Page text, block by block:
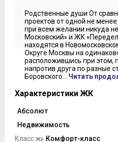
Родственные души От
проектов от одной не
при всем желании никуда
Московский» и ЖК
находятся в
Округе Москвы на
расположившись при этом,
напротив друга по разные
Боровского... Читать
Характеристики ЖК
Застройщик
Абсолют
Недвижимость
Класс жильяКомфорт-класс